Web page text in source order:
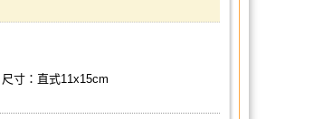
尺寸：直式11x15cm